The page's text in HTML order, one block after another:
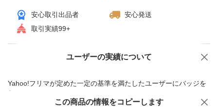
安心取引出品者
安心発送
取引実績99+
ユーザーの実績について
Yahoo!フリマが定めた一定の基準を満たしたユーザーにバッジを
付与しています
価格の相談 商品への質問
この商品の情報をコピーします
この商品をみている人にオススメ